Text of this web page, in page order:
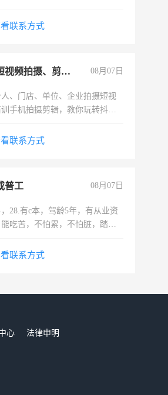
联系方式
手机短视频拍摄、剪辑、抖音快手 08月07日
人、门店、单位、企业拍摄短视
手机拍摄剪辑，教你玩转抖音
手机拍摄剪辑，教你玩转抖
联系方式
普工 08月07日
28.有c本，驾龄5年，有从业资
吃苦，不怕累，不怕脏，踏
联系方式
心
法律申明